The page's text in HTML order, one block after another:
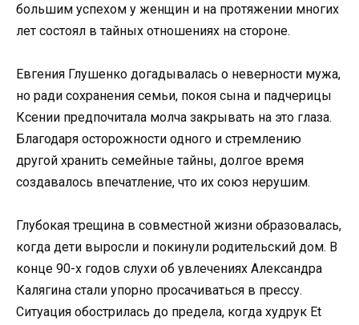
большим успехом у женщин и на протяжении многих
лет состоял в тайных отношениях на стороне.
Евгения Глушенко догадывалась о неверности мужа,
но ради сохранения семьи, покоя сына и падчерицы
Ксении предпочитала молча закрывать на это глаза.
Благодаря осторожности одного и стремлению
другой хранить семейные тайны, долгое время
создавалось впечатление, что их союз нерушим.
Глубокая трещина в совместной жизни образовалась,
когда дети выросли и покинули родительский дом. В
конце 90-х годов слухи об увлечениях Александра
Калягина стали упорно просачиваться в прессу.
Ситуация обострилась до предела, когда худрук Et